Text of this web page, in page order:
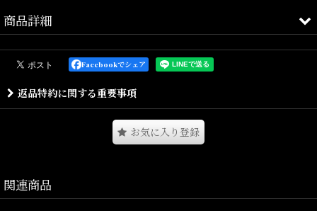
商品詳細
ハミルトン・カーハートによって、1889年に米国ミシガン州デトロ
イトで わずか４台のミシンと５人の従業員でワークウェアの生産を
最初のプロダクトとして頑丈なダック生地とデニム素材で作られた
オーバーオールを世に送り出し、 現在まで１２０年以上続くブラン
ます。
Facebookでシェア
返品特約に関する重要事項
お気に入り登録
関連商品